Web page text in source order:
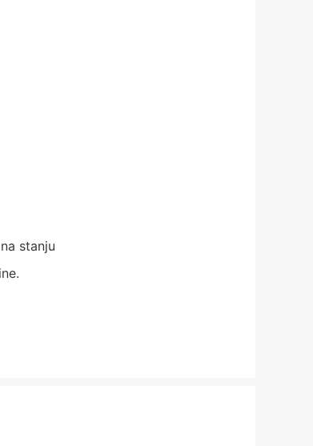
stanju